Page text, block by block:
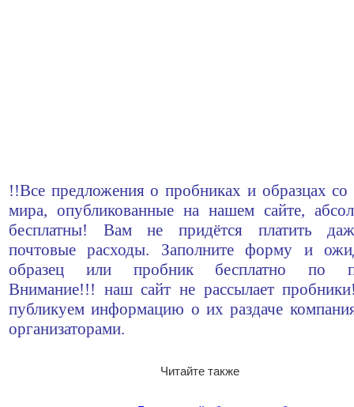
!!Все предложения о пробниках и образцах со
мира, опубликованные на нашем сайте,
бесплатны! Вам не придётся платить
почтовые расходы. Заполните форму и
образец или пробник бесплатно по
Внимание!!! наш сайт не рассылает
публикуем информацию о их раздаче
организаторами.
Читайте также